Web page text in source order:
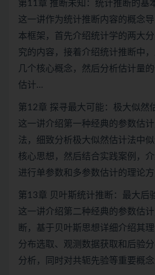
第11章 推断未知：统计推断的基
这一讲作为统计推断内容的概念
本框架，首先介绍统计学的两大
究的内容，接着介绍统计推断中
几个核心概念，然后分析估计量
估计…
第12章 探寻最大可能：极大似然
这一讲介绍第一种经典的参数估
法，细致分析极大似然估计法中
核心思想，然后结合实践案例，
进行单参数和多参数估计的理论
第13章 贝叶斯统计推断：最大后
这一讲介绍第二种经典的参数估
断，基于贝叶斯思想详细介绍其
分布选取、观测数据获取和后验
分析，同时对共轭先验等重要概